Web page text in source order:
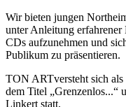
Wir bieten jungen
unter Anleitung
CDs aufzunehmen und
Publikum zu präsentieren.
TON ARTversteht sich
dem Titel „Grenzenlos...“
Linkert statt.